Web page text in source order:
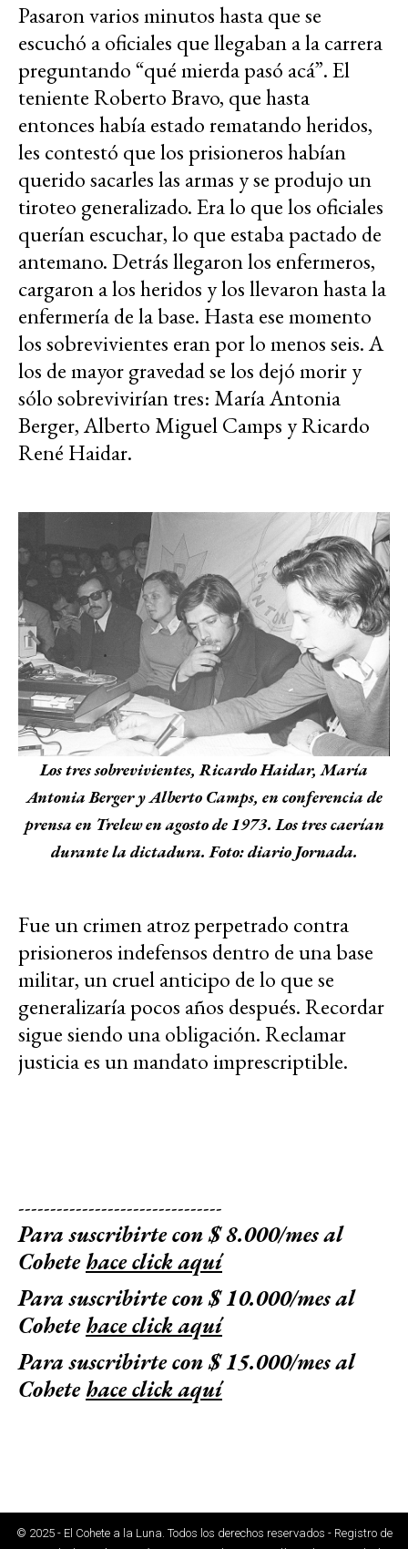
Pasaron varios minutos hasta que se
escuchó a oficiales que llegaban a la carrera
preguntando “qué mierda pasó acá”. El
teniente Roberto Bravo, que hasta
entonces había estado rematando heridos,
les contestó que los prisioneros habían
querido sacarles las armas y se produjo un
tiroteo generalizado. Era lo que los oficiales
querían escuchar, lo que estaba pactado de
antemano. Detrás llegaron los enfermeros,
cargaron a los heridos y los llevaron hasta la
enfermería de la base. Hasta ese momento
los sobrevivientes eran por lo menos seis. A
los de mayor gravedad se los dejó morir y
sólo sobrevivirían tres: María Antonia
Berger, Alberto Miguel Camps y Ricardo
René Haidar.
Los tres sobrevivientes, Ricardo Haidar, María
Antonia Berger y Alberto Camps, en conferencia de
prensa en Trelew en agosto de 1973. Los tres caerían
durante la dictadura. Foto: diario Jornada.
Fue un crimen atroz perpetrado contra
prisioneros indefensos dentro de una base
militar, un cruel anticipo de lo que se
generalizaría pocos años después. Recordar
sigue siendo una obligación. Reclamar
justicia es un mandato imprescriptible.
--------------------------------
Para suscribirte con $ 8.000/mes al
Cohetehace click aquí
Para suscribirte con $ 10.000/mes al
Cohetehace click aquí
Para suscribirte con $ 15.000/mes al
Cohetehace click aquí
© 2025 - El Cohete a la Luna. Todos los derechos reservados - Registro de